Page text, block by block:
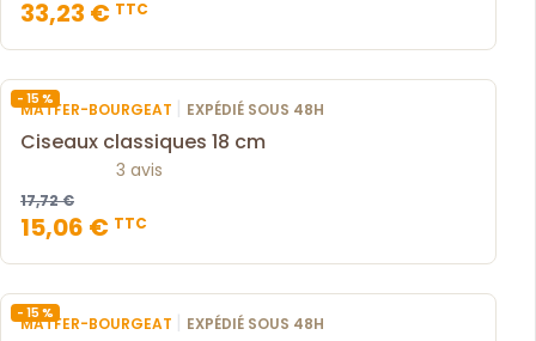
33,23 € TTC
- 15 %
MATFER-BOURGEAT | EXPÉDIÉ SOUS 48H
Ciseaux classiques 18 cm
3 avis
17,72 €
15,06 € TTC
- 15 %
MATFER-BOURGEAT | EXPÉDIÉ SOUS 48H